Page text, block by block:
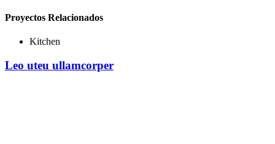
Proyectos Relacionados
Kitchen
Leo uteu ullamcorper